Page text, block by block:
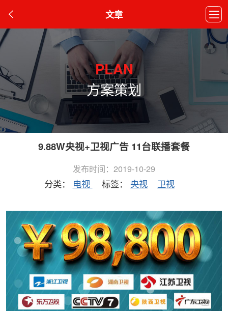
文章
PLAN
方案策划
9.88W央视+卫视广告 11台联播套餐
发布时间：2019-10-29
分类： 电视 标签： 央视 卫视